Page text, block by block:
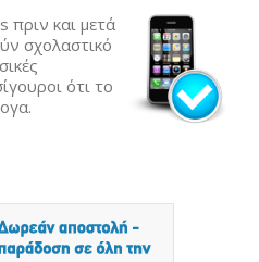
πριν και μετά
σχολαστικό
ότι το